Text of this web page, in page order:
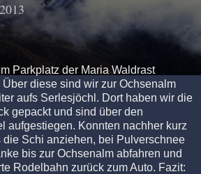
Parkplatz der Maria Waldrast
diese sind wir zur Ochsenalm
aufs Serlesjöchl. Dort haben wir die
gepackt und sind über den
aufgestiegen. Konnten nachher kurz
die Schi anziehen, bei Pulverschnee
bis zur Ochsenalm abfahren und
Rodelbahn zurück zum Auto. Fazit: